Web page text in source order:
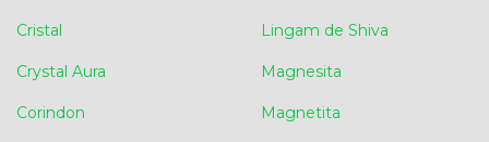
Cristal
Crystal Aura
Corindon
Lingam de Shiva
Magnesita
Magnetita